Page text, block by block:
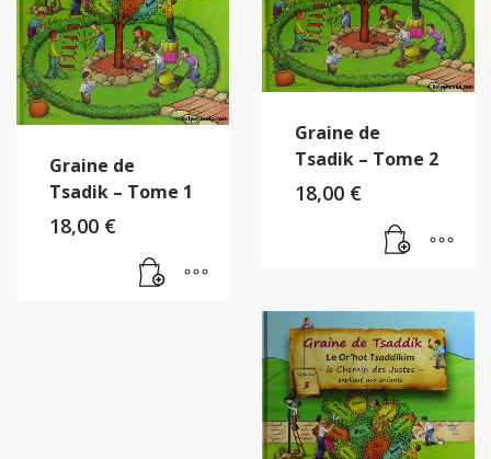
Graine de
Tsadik – Tome 1
18,00 €
Graine de
Tsadik – Tome 2
18,00 €